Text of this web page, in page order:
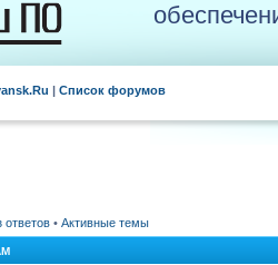
| Список форумов
• Активные темы